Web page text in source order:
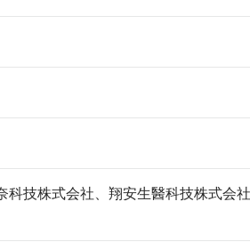
技株式会社、翔安生醫科技株式会